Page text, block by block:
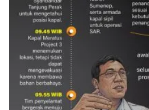
Evakuasi korban
Mutiara Sentosa 2